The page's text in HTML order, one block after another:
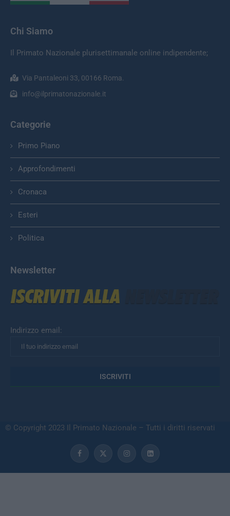
Chi Siamo
Il Primato Nazionale plurisettimanale online indipendente;
Via Pantaleoni 33, 00166 Roma.
info@ilprimatonazionale.it
Categorie
Primo Piano
Approfondimenti
Cronaca
Esteri
Politica
Newsletter
Indirizzo email:
© Copyright 2023 Il Primato Nazionale – Tutti i diritti riservati